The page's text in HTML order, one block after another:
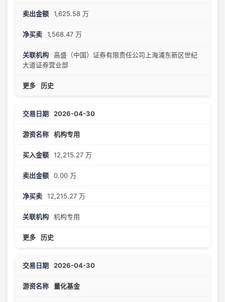
1,625.58 万
1,568.47 万
高盛（中国）证券有限责任公司上海浦东新区世纪
大道证券营业部
历史
2026-04-30
机构专用
12,215.27 万
0.00 万
12,215.27 万
机构专用
历史
2026-04-30
量化基金